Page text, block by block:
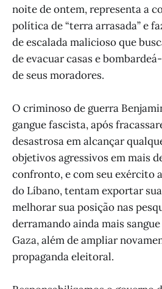
noite de ontem, representa a
política de “terra arrasada” e
de escalada malicioso que
de evacuar casas e
de seus moradores.
O criminoso de guerra
gangue fascista, após
desastrosa em alcançar
objetivos agressivos em mais
confronto, e com seu exército
do Líbano, tentam exportar
melhorar sua posição nas
derramando ainda mais
Gaza, além de ampliar
propaganda eleitoral.